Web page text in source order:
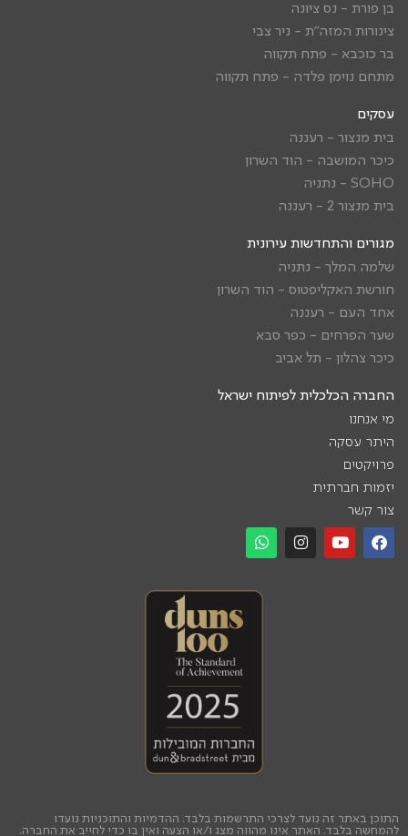
בן פורת - נס ציונה
צינורות המזה"ת - ניר צבי
בר כוכבא - פתח תקווה
מתחם נוימן פלדה - פתח תקווה
עסקים
בית מנצור - רעננה
כיכר המושבה - הוד השרון
SOHO - נתניה
בית מנצור 2 - רעננה
מגורים והתחדשות עירונית
שלמה המלך - נתניה
חורשת האקליפטוס - הוד השרון
אחד העם - רעננה
שער הפרחים - כפר סבא
כיכר צהלון - תל אביב
החברה הכלכלית לפיתוח ישראל
מי אנחנו
היתר עסקה
פרויקטים
יזמות חברתית
צור קשר
התוכן באתר זה נועד לצרכי התרשמות בלבד. ההדמיות והתוכניות נועדו
להמחשה בלבד. האתר אינו מהווה מצג ו/או הצעה ואין בו כדי לחייב את החברה.